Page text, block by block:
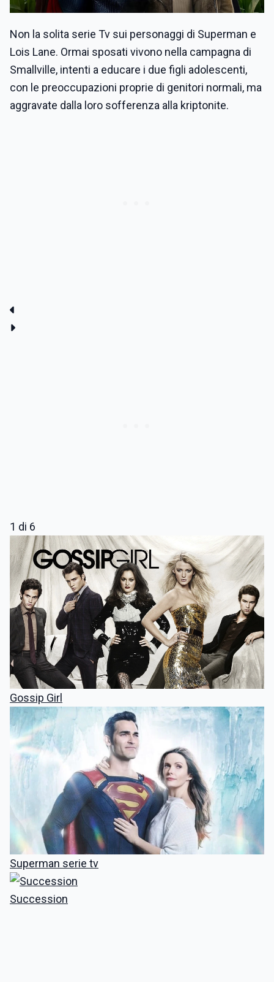
Non la solita serie Tv sui personaggi di Superman e
Lois Lane. Ormai sposati vivono nella campagna di
Smallville, intenti a educare i due figli adolescenti,
con le preoccupazioni proprie di genitori normali, ma
aggravate dalla loro sofferenza alla kriptonite.
1 di 6
Gossip Girl
Superman serie tv
Succession